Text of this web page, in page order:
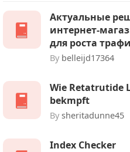
Актуальные
интернет-
для роста
By belleijd17364
Wie Retatrutide
bekmpft
By sheritadunne45
Index Checker